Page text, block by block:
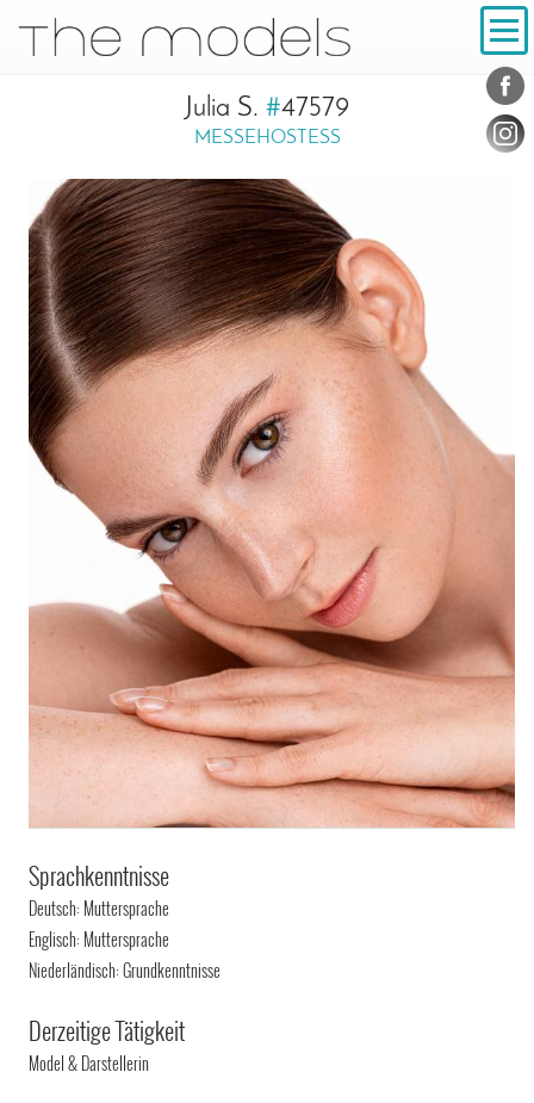
Navigation
Julia S. #47579
MESSEHOSTESS
Sprachkenntnisse
Deutsch: Muttersprache
Englisch: Muttersprache
Niederländisch: Grundkenntnisse
Derzeitige Tätigkeit
Model & Darstellerin